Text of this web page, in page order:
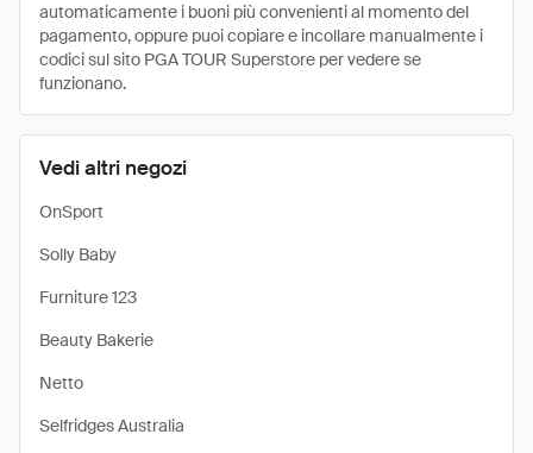
Vedi altri negozi
OnSport
Solly Baby
Furniture 123
Beauty Bakerie
Netto
Selfridges Australia
automaticamente i buoni più convenienti al momento del
pagamento, oppure puoi copiare e incollare manualmente i
codici sul sito PGA TOUR Superstore per vedere se
funzionano.